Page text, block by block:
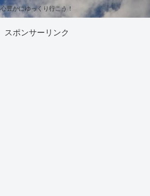
心豊かにゆっくり行こう！
スポンサーリンク